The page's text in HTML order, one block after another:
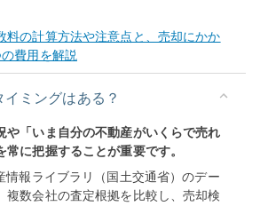
料の計算方法や注意点と、売却にかか
費用を解説
ミングはある？
や「いま自分の不動産がいくらで売れ
常に把握することが重要です。
情報ライブラリ（国土交通省）のデー
複数会社の査定根拠を比較し、売却検